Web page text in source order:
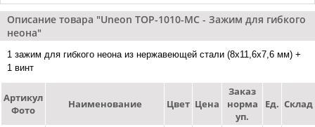
Описание товара "Uneon TOP-1010-MC - Зажим для гибкого
неона"
1 зажим для гибкого неона из нержавеющей стали (8x11,6x7,6 мм) +
1 винт
Артикул
Фото
Наименование Цвет Цена
Заказ
норма
уп.
Ед. Склад